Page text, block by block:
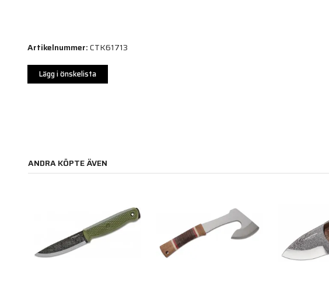
Artikelnummer:CTK61713
Lägg i önskelista
ANDRA KÖPTE ÄVEN